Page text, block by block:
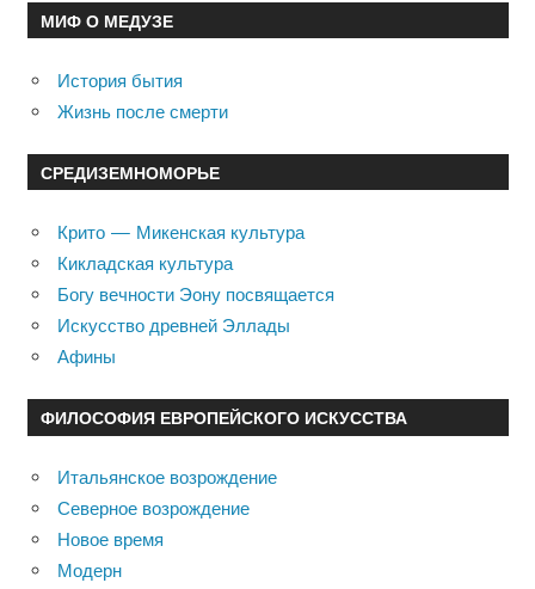
МИФ О МЕДУЗЕ
История бытия
Жизнь после смерти
СРЕДИЗЕМНОМОРЬЕ
Крито — Микенская культура
Кикладская культура
Богу вечности Эону посвящается
Искусство древней Эллады
Афины
ФИЛОСОФИЯ ЕВРОПЕЙСКОГО ИСКУССТВА
Итальянское возрождение
Северное возрождение
Новое время
Модерн